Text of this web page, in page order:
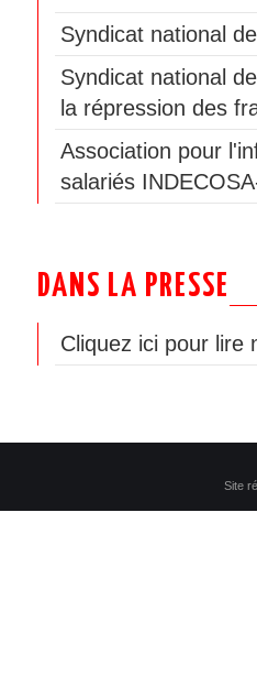
Syndicat national
Syndicat national
la répression des
Association pour
salariés
DANS LA PRESSE
Cliquez ici pour lire
Site